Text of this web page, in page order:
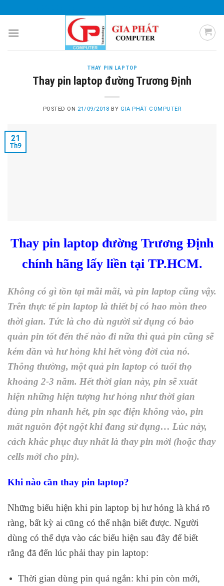
to
content
THAY PIN LAPTOP
Thay pin laptop đường Trương Định
POSTED ON 21/09/2018 BY GIA PHÁT COMPUTER
21
Th9
Thay pin laptop đường Trương Định
chính hãng lấy liền tại TP.HCM.
Không có gì tồn tại mãi mãi, và pin laptop cũng vậy.
Trên thực tế pin laptop là thiết bị có hao mòn theo
thời gian. Tức là cho dù người sử dụng có bảo
quản pin tốt đến thế nào đi nữa thì quả pin cũng sẽ
kém dần và hư hỏng khi hết vòng đời của nó.
Thông thường, một quả pin laptop có tuổi thọ
khoảng 2-3 năm. Hết thời gian này, pin sẽ xuất
hiện những hiện tượng hư hỏng như thời gian
dùng pin nhanh hết, pin sạc điện không vào, pin
mất nguồn đột ngột khi đang sử dụng… Lúc này,
cách khắc phục duy nhất là thay pin mới (hoặc thay
cells mới cho pin).
Khi nào cần thay pin laptop?
Những biểu hiện khi pin laptop bị hư hỏng là khá rõ
ràng, bất kỳ ai cũng có thể nhận biết được. Người
dùng có thể dựa vào các biểu hiện sau đây để biết
rằng đã đến lúc phải thay pin laptop:
Thời gian dùng pin quá ngắn: khi pin còn mới,